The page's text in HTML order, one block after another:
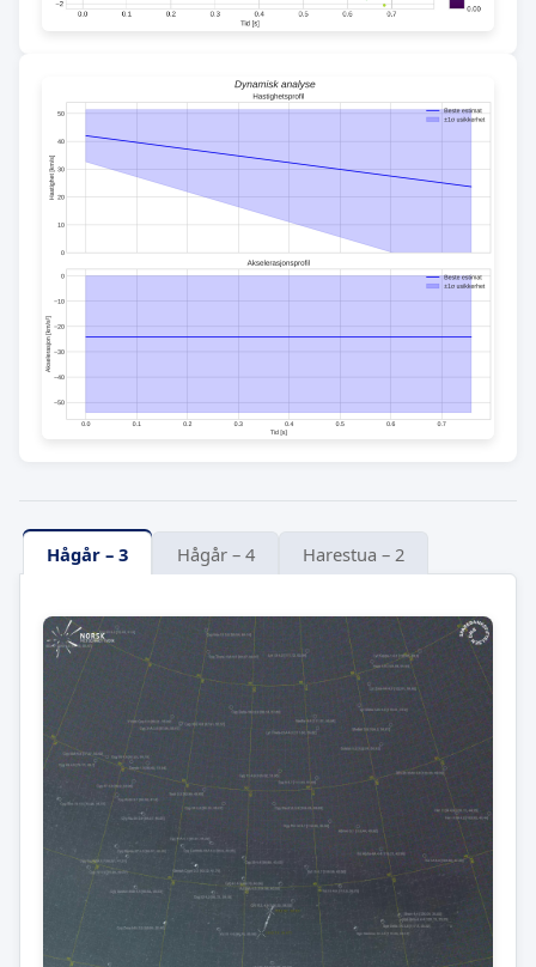
Hågår – 3 Hågår – 4 Harestua – 2